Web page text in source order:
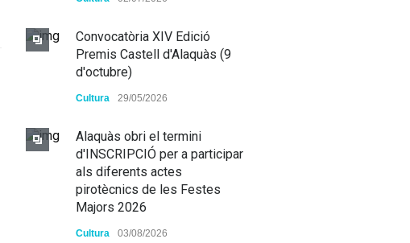
Convocatòria XIV Edició
Premis Castell d'Alaquàs (9
d'octubre)
Cultura 29/05/2026
Alaquàs obri el termini
d'INSCRIPCIÓ per a participar
als diferents actes
pirotècnics de les Festes
Majors 2026
Cultura 03/08/2026